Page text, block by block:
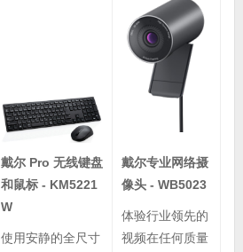
戴尔 Pro 无线键盘
和鼠标 - KM5221
W
使用安静的全尺寸
戴尔专业网络摄
像头 - WB5023
体验行业领先的
视频在任何质量